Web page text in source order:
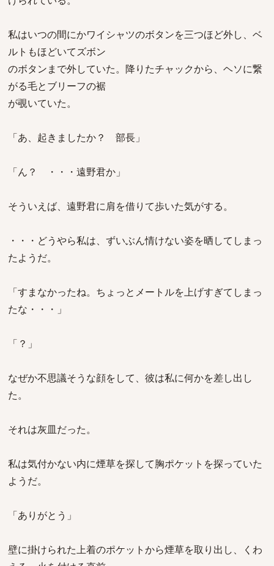
私はいつの間にかワイシャツのボタンを三つほど外し、ベ
ルトもほどいてズボン
のボタンまで外していた。降りたチャックから、ヘソに繋
がる毛とブリーフの裾
が覗いていた。
「あ、起きましたか？ 部長」
「ん？ ・・・遠野君か」
そういえば、遠野君に肩を借りて歩いた気がする。
・・・どうやら私は、ずいぶん情けない姿を晒してしまっ
たようだ。
「すまなかったね。ちょっとメートルを上げすぎてしまっ
たな・・・」
「？」
なぜか不思議そうな顔をして、彼は私に何かを差し出し
た。
それは灰皿だった。
私は気付かない内に煙草を探して胸ポケットを探っていた
ようだ。
「ありがとう」
壁に掛けられた上着のポケットから煙草を取り出し、くわ